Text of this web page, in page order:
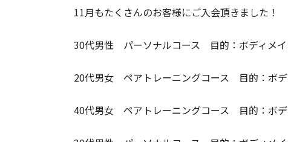
11月もたくさんのお客様にご入会頂きました！
30代男性 パーソナルコース 目的：ボディメイ
20代男女 ペアトレーニングコース 目的：ボデ
40代男女 ペアトレーニングコース 目的：ボデ